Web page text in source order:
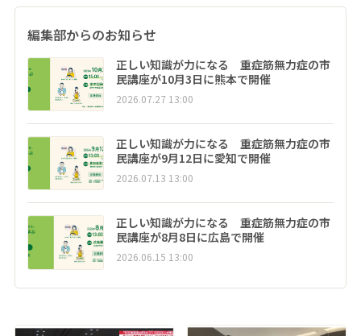
編集部からのお知らせ
正しい知識が力になる 重症筋無力症の市
民講座が10月3日に熊本で開催
2026.07.27 13:00
正しい知識が力になる 重症筋無力症の市
民講座が9月12日に愛知で開催
2026.07.13 13:00
正しい知識が力になる 重症筋無力症の市
民講座が8月8日に広島で開催
2026.06.15 13:00